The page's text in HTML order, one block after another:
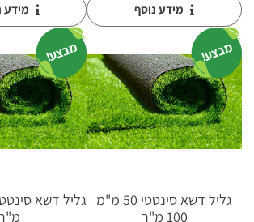
מידע נוסף מידע
מבצע!
גליל דשא סינטטי 50 מ"מ
100 מ"ר
מבצע!